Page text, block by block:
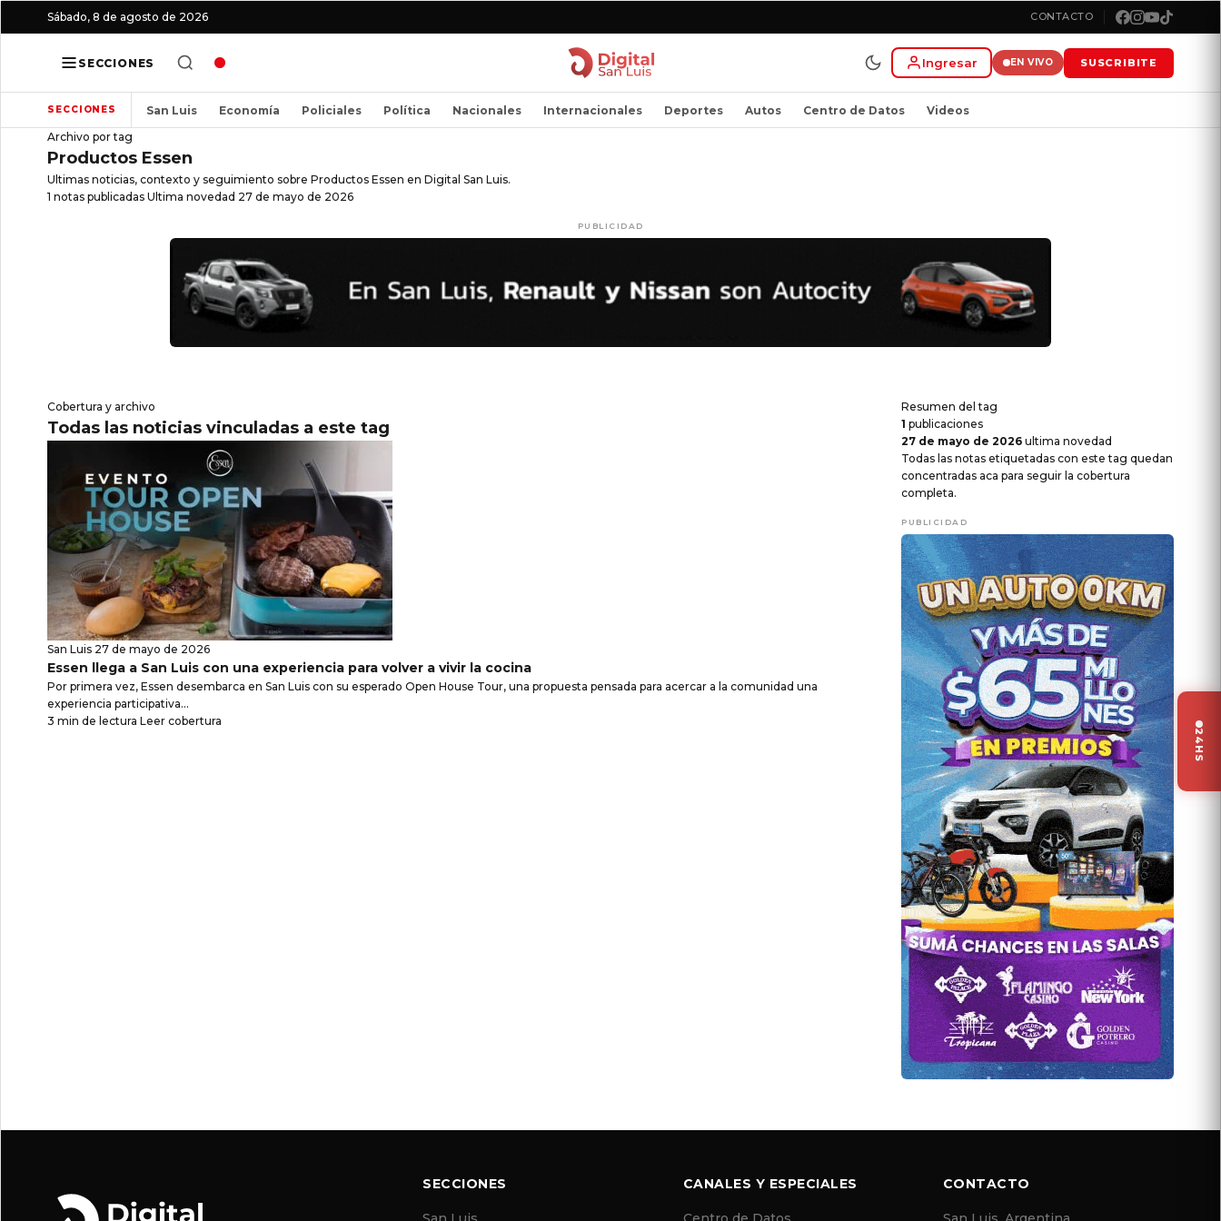
Sábado, 8 de agosto de 2026 CONTACTO
SECCIONES Ingresar EN VIVO SUSCRIBITE
SECCIONES San Luis Economía Policiales Política Nacionales Internacionales Deportes Autos Centro de Datos Videos
24HS
Archivo por tag
Productos Essen
Ultimas noticias, contexto y seguimiento sobre Productos Essen en Digital San Luis.
1 notas publicadas Ultima novedad 27 de mayo de 2026
PUBLICIDAD
Cobertura y archivo
Todas las noticias vinculadas a este tag
San Luis 27 de mayo de 2026
Essen llega a San Luis con una experiencia para volver a vivir la cocina
Por primera vez, Essen desembarca en San Luis con su esperado Open House Tour, una propuesta pensada para acercar a la comunidad una
experiencia participativa...
3 min de lectura Leer cobertura
Resumen del tag
1 publicaciones
27 de mayo de 2026 ultima novedad
Todas las notas etiquetadas con este tag quedan
concentradas aca para seguir la cobertura
completa.
PUBLICIDAD
SECCIONES CANALES Y ESPECIALES CONTACTO